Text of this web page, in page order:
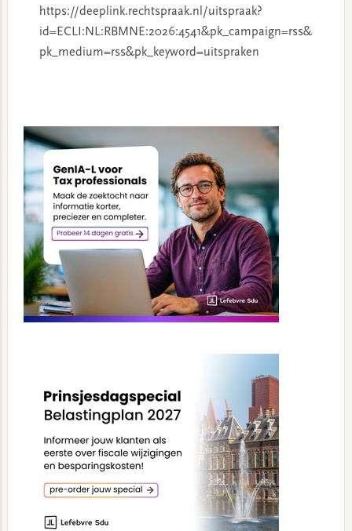
https://deeplink.rechtspraak.nl/uitspraak?
id=ECLI:NL:RBMNE:2026:4541&pk_campaign=rss&
pk_medium=rss&pk_keyword=uitspraken
Sidebar